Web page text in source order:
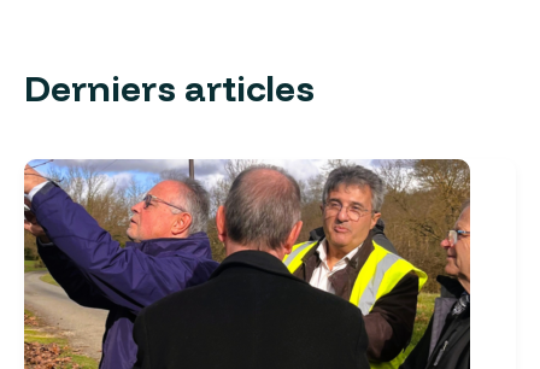
Derniers articles